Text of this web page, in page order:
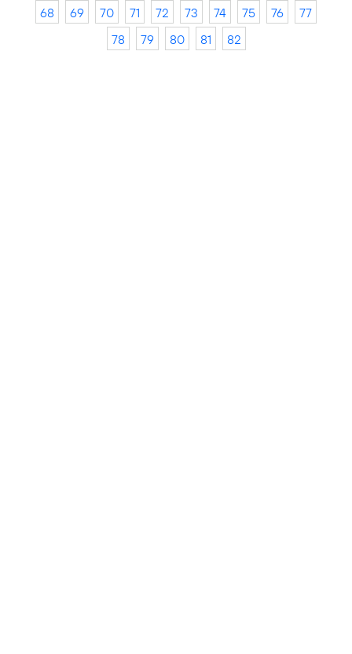
68
69 70 71 72 73 74 75 76
77
78
79 80 81 82